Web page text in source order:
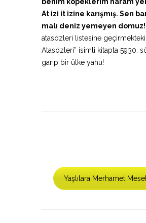
At izi it izine karışmış. Sen
malı deniz yemeyen domuz!
atasözleri listesine geçirmekteki
Atasözleri” isimli kitapta 5930.
garip bir ülke yahu!
Yaşlılara Merhamet